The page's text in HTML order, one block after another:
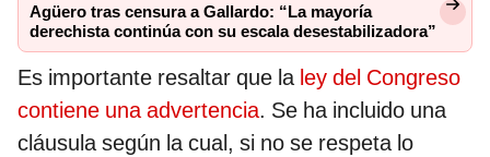
Agüero tras censura a Gallardo: “La mayoría
derechista continúa con su escala desestabilizadora”
Es importante resaltar que la ley del Congreso
contiene una advertencia. Se ha incluido una
cláusula según la cual, si no se respeta lo